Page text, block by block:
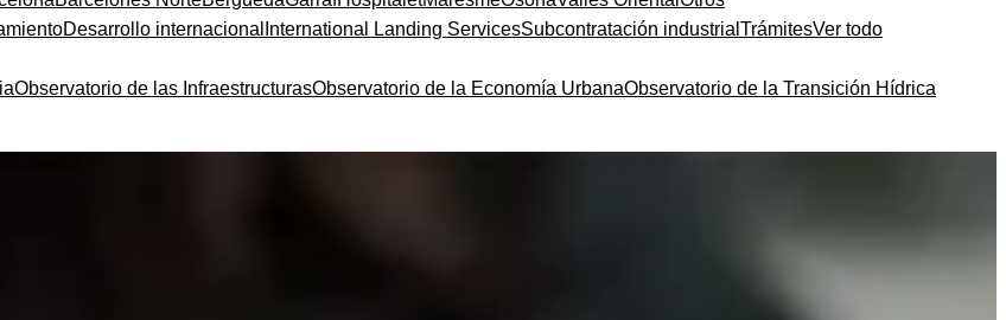
Desarrollo internacional International Landing ServicesSubcontratación industrial TrámitesVer todo
Observatorio de las InfraestructurasObservatorio de la Economía UrbanaObservatorio de la Transición Hídrica